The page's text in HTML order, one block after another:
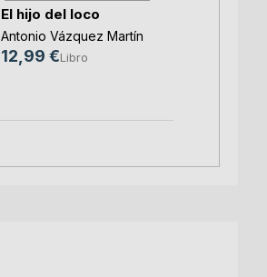
El hijo del loco
Antonio Vázquez Martín
12,99 €Libro